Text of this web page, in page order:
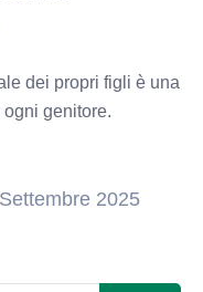
dei propri figli è una
genitore.
2025